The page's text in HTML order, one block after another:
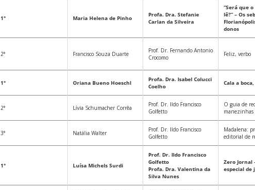
1° Maria Helena de Pinho
Profa. Dra. Stefanie
Carlan da Silveira
“Será que
lê?” – Os
donos
2° Francisco Souza Duarte
Prof. Dr. Fernando Antonio
Crocomo
Feliz, verbo
1° Oriana Bueno Hoeschl
Profa. Dra. Isabel Colucci
Coelho
Cala a
2° Lívia Schumacher Corrêa
Prof. Dr. Ildo Francisco
Golfetto
O guia de
manezinhas
3° Natália Walter
Prof. Dr. Ildo Francisco
Golfetto
Madalena:
editorial de
1° Luísa Michels Surdi
Prof. Dr. Ildo Francisco
Golfetto
Profa. Dra. Valentina da
Silva Nunes
Zero Jornal
especial de